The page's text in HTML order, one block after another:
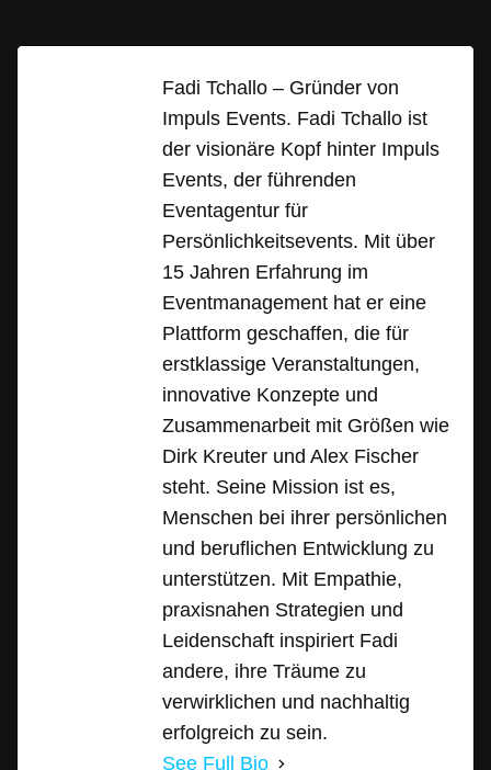
Fadi Tchallo – Gründer von
Impuls Events. Fadi Tchallo ist
der visionäre Kopf hinter Impuls
Events, der führenden
Eventagentur für
Persönlichkeitsevents. Mit über
15 Jahren Erfahrung im
Eventmanagement hat er eine
Plattform geschaffen, die für
erstklassige Veranstaltungen,
innovative Konzepte und
Zusammenarbeit mit Größen wie
Dirk Kreuter und Alex Fischer
steht. Seine Mission ist es,
Menschen bei ihrer persönlichen
und beruflichen Entwicklung zu
unterstützen. Mit Empathie,
praxisnahen Strategien und
Leidenschaft inspiriert Fadi
andere, ihre Träume zu
verwirklichen und nachhaltig
erfolgreich zu sein.
See Full Bio